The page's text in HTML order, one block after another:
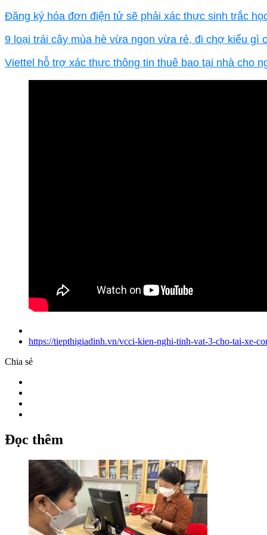
Đăng ký hóa đơn điện tử sẽ phải xác thực sinh trắc
9 loại trái cây mùa hè vừa ngon vừa rẻ, đi chợ kiểu gì
Viettel hỗ trợ xác thực thông tin thuê bao tại nhà cho
https://tiepthigiadinh.vn/vcci-kien-nghi-tinh-vat-3-cho-tai-xe-
Chia sẻ
Đọc thêm